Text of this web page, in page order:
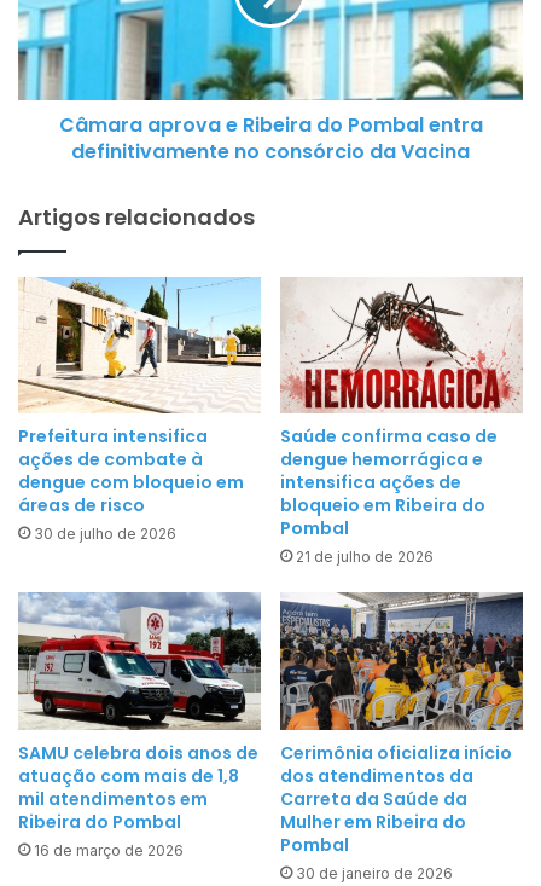
z
a
c
n
h
a
c
n
t
r
a
v
i
o
ê
n
c
i
a
à
s
m
u
r
a
a
p
a
e
R
b
i
r
a
d
o
P
m
b
a
e
n
t
r
a
d
Câmara aprova e Ribeira do Pombal entra
definitivamente no consórcio da Vacina
Artigos relacionados
Prefeitura intensifica
ações de combate à
dengue com bloqueio em
áreas de risco
30 de julho de 2026
Saúde confirma caso de
dengue hemorrágica e
intensifica ações de
bloqueio em Ribeira do
Pombal
21 de julho de 2026
SAMU celebra dois anos de
atuação com mais de 1,8
mil atendimentos em
Ribeira do Pombal
16 de março de 2026
Cerimônia oficializa início
dos atendimentos da
Carreta da Saúde da
Mulher em Ribeira do
Pombal
30 de janeiro de 2026